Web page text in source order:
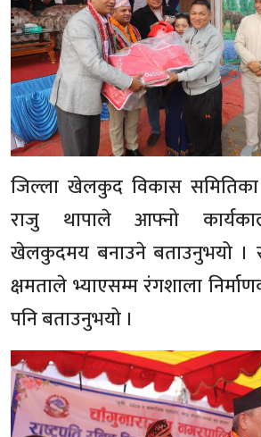
जिल्ला खेलकुद विकास समितिका
राजु थापाले आफ्नो
खेलकुदमय बनाउने बताउनुभयो ।
क्षमताले भ्याएसम्म रंगशाला
पनि बताउनुभयो ।